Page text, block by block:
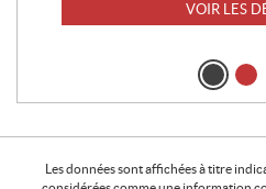
VOIR LES
Les données sont affichées à titre